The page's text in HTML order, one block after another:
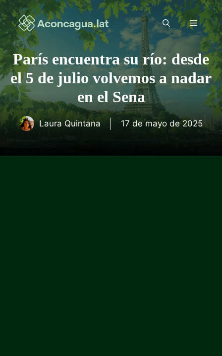
Saltar
al
contenido
Menú
París encuentra su río: desde
el 5 de julio volvemos a nadar
en el Sena
Laura Quintana 17 de mayo de 2025